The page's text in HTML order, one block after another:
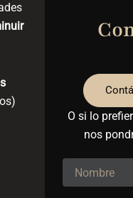
O si lo
nos